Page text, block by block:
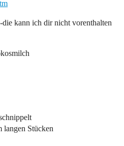
kann ich dir nicht vorenthalten
langen Stücken